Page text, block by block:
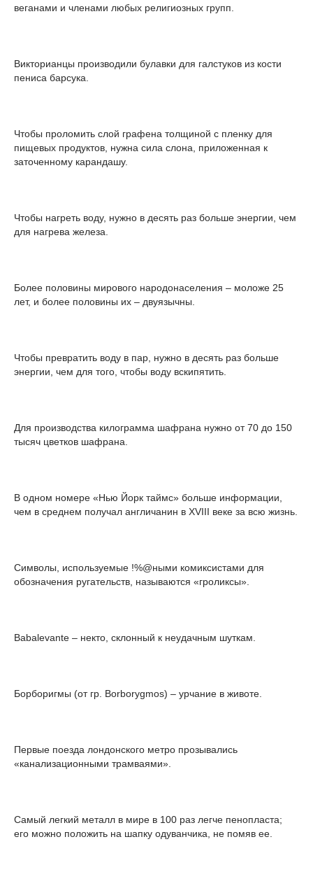
веганами и членами любых религиозных групп.
Викторианцы производили булавки для галстуков из кости
пениса барсука.
Чтобы проломить слой графена толщиной с пленку для
пищевых продуктов, нужна сила слона, приложенная к
заточенному карандашу.
Чтобы нагреть воду, нужно в десять раз больше энергии, чем
для нагрева железа.
Более половины мирового народонаселения – моложе 25
лет, и более половины их – двуязычны.
Чтобы превратить воду в пар, нужно в десять раз больше
энергии, чем для того, чтобы воду вскипятить.
Для производства килограмма шафрана нужно от 70 до 150
тысяч цветков шафрана.
В одном номере «Нью Йорк таймс» больше информации,
чем в среднем получал англичанин в XVIII веке за всю жизнь.
Символы, используемые !%@ными комиксистами для
обозначения ругательств, называются «гроликсы».
Babalevante – некто, склонный к неудачным шуткам.
Борборигмы (от гр. Borborygmos) – урчание в животе.
Первые поезда лондонского метро прозывались
«канализационными трамваями».
Самый легкий металл в мире в 100 раз легче пенопласта;
его можно положить на шапку одуванчика, не помяв ее.